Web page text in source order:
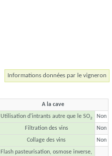
Informations données par le vigneron
A la cave
Utilisation d'intrants autre que le SO2
Non
Filtration des vins
Non
Collage des vins Non
Flash pasteurisation, osmose inverse,